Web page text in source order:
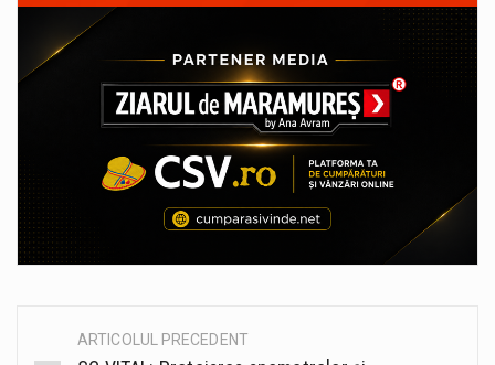
PostARTICOLUL PRECEDENT